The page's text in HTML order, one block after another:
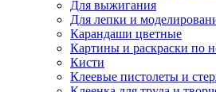
Для выжигания
Для лепки и
Карандаши цветные
Картины и раскраски по
Кисти
Клеевые пистолеты и